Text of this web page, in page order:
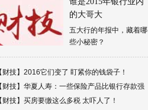
的大哥大
五大行的年报中，藏着哪
些小秘密？
财技】 2016它们变了 盯紧你的钱袋子！
财技】 华夏人寿：一些保险产品比银行存款强
财技】 买房要缴这么多税 太吓人了！